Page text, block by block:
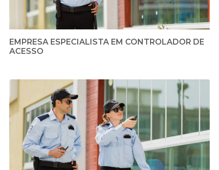
EMPRESA ESPECIALISTA EM CONTROLADOR DE
ACESSO